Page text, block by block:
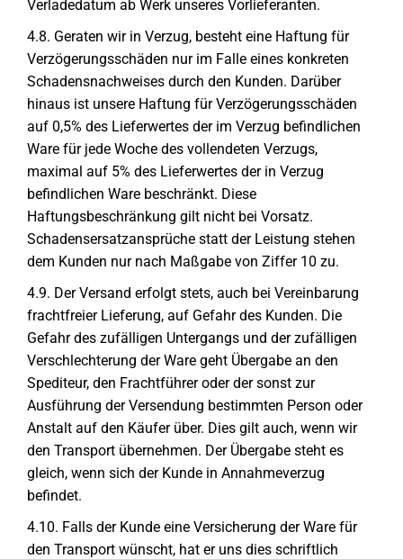
Verladedatum ab Werk unseres Vorlieferanten.
4.8. Geraten wir in Verzug, besteht eine Haftung für
Verzögerungsschäden nur im Falle eines konkreten
Schadensnachweises durch den Kunden. Darüber
hinaus ist unsere Haftung für Verzögerungsschäden
auf 0,5% des Lieferwertes der im Verzug befindlichen
Ware für jede Woche des vollendeten Verzugs,
maximal auf 5% des Lieferwertes der in Verzug
befindlichen Ware beschränkt. Diese
Haftungsbeschränkung gilt nicht bei Vorsatz.
Schadensersatzansprüche statt der Leistung stehen
dem Kunden nur nach Maßgabe von Ziffer 10 zu.
4.9. Der Versand erfolgt stets, auch bei Vereinbarung
frachtfreier Lieferung, auf Gefahr des Kunden. Die
Gefahr des zufälligen Untergangs und der zufälligen
Verschlechterung der Ware geht Übergabe an den
Spediteur, den Frachtführer oder der sonst zur
Ausführung der Versendung bestimmten Person oder
Anstalt auf den Käufer über. Dies gilt auch, wenn wir
den Transport übernehmen. Der Übergabe steht es
gleich, wenn sich der Kunde in Annahmeverzug
befindet.
4.10. Falls der Kunde eine Versicherung der Ware für
den Transport wünscht, hat er uns dies schriftlich